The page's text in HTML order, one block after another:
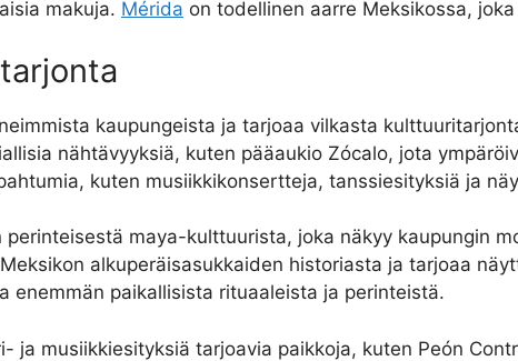
makuja. Mérida on todellinen aarre Meksikossa,
kaupungeista ja tarjoaa vilkasta
nähtävyyksiä, kuten pääaukio Zócalo, jota
kuten musiikkikonsertteja, tanssiesityksiä ja
maya-kulttuurista, joka näkyy kaupungin
alkuperäisasukkaiden historiasta ja tarjoaa
enemmän paikallisista rituaaleista ja perinteistä.
ja musiikkiesityksiä tarjoavia paikkoja, kuten Peón